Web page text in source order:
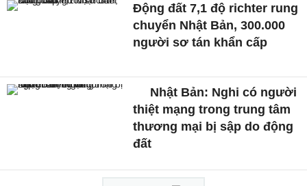
Động đất 7,1 độ richter rung
chuyển Nhật Bản, 300.000
người sơ tán khẩn cấp
Nhật Bản: Nghi có người
thiệt mạng trong trung tâm
thương mại bị sập do động
đất